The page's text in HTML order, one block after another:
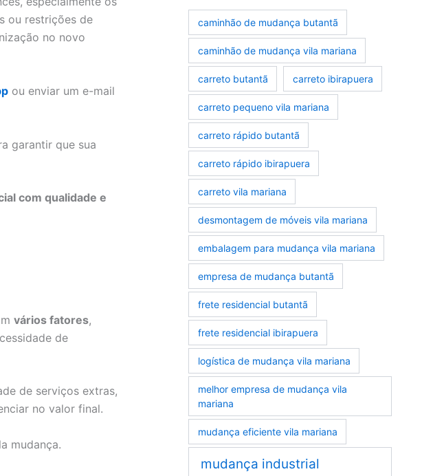
ou restrições de
no novo
ou enviar um e-mail
garantir que sua
com qualidade e
vários fatores,
de
de serviços extras,
no valor final.
mudança.
caminhão de mudança butantã
caminhão de mudança vila mariana
carreto butantã carreto ibirapuera
carreto pequeno vila mariana
carreto rápido butantã
carreto rápido ibirapuera
carreto vila mariana
desmontagem de móveis vila mariana
embalagem para mudança vila mariana
empresa de mudança butantã
frete residencial butantã
frete residencial ibirapuera
logística de mudança vila mariana
melhor empresa de mudança vila
mariana
mudança eficiente vila mariana
mudança industrial